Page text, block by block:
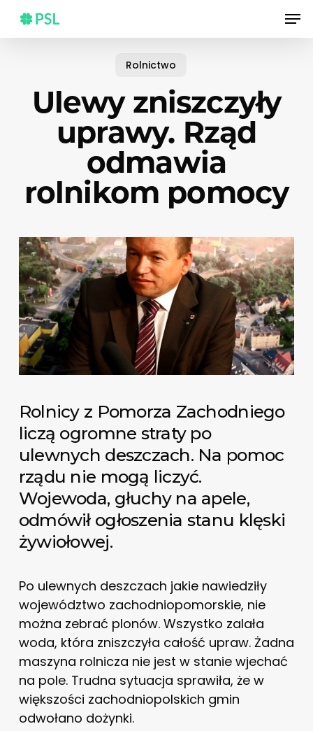
main
Rolnictwo
Ulewy zniszczyły
uprawy. Rząd
odmawia
rolnikom pomocy
Rolnicy z Pomorza Zachodniego
liczą ogromne straty po
ulewnych deszczach. Na pomoc
rządu nie mogą liczyć.
Wojewoda, głuchy na apele,
odmówił ogłoszenia stanu klęski
żywiołowej.
Po ulewnych deszczach jakie nawiedziły
województwo zachodniopomorskie, nie
można zebrać plonów. Wszystko zalała
woda, która zniszczyła całość upraw. Żadna
maszyna rolnicza nie jest w stanie wjechać
na pole. Trudna sytuacja sprawiła, że w
większości zachodniopolskich gmin
odwołano dożynki.